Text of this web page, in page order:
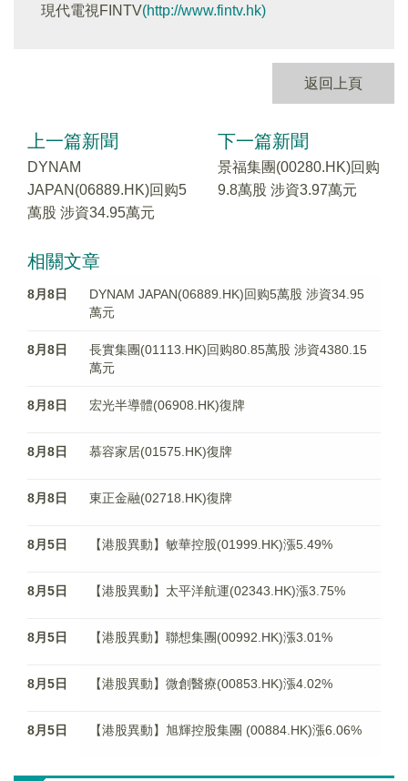
現代電視FINTV(http://www.fintv.hk)
返回上頁
上一篇新聞
DYNAM
JAPAN(06889.HK)回购5
萬股 涉資34.95萬元
下一篇新聞
景福集團(00280.HK)回购
9.8萬股 涉資3.97萬元
相關文章
8月8日
DYNAM JAPAN(06889.HK)回购5萬股 涉資34.95
萬元
8月8日
長實集團(01113.HK)回购80.85萬股 涉資4380.15
萬元
8月8日 宏光半導體(06908.HK)復牌
8月8日 慕容家居(01575.HK)復牌
8月8日 東正金融(02718.HK)復牌
8月5日 【港股異動】敏華控股(01999.HK)漲5.49%
8月5日 【港股異動】太平洋航運(02343.HK)漲3.75%
8月5日 【港股異動】聯想集團(00992.HK)漲3.01%
8月5日 【港股異動】微創醫療(00853.HK)漲4.02%
8月5日 【港股異動】旭輝控股集團 (00884.HK)漲6.06%